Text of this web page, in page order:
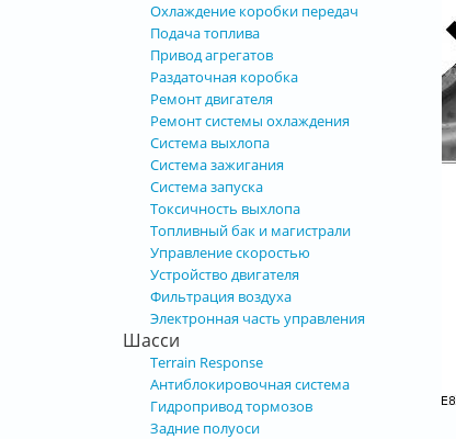
Охлаждение коробки передач
Подача топлива
Привод агрегатов
Раздаточная коробка
Ремонт двигателя
Ремонт системы охлаждения
Система выхлопа
Система зажигания
Система запуска
Токсичность выхлопа
Топливный бак и магистрали
Управление скоростью
Устройство двигателя
Фильтрация воздуха
Электронная часть управления
Шасси
Terrain Response
Антиблокировочная система
Гидропривод тормозов
Задние полуоси